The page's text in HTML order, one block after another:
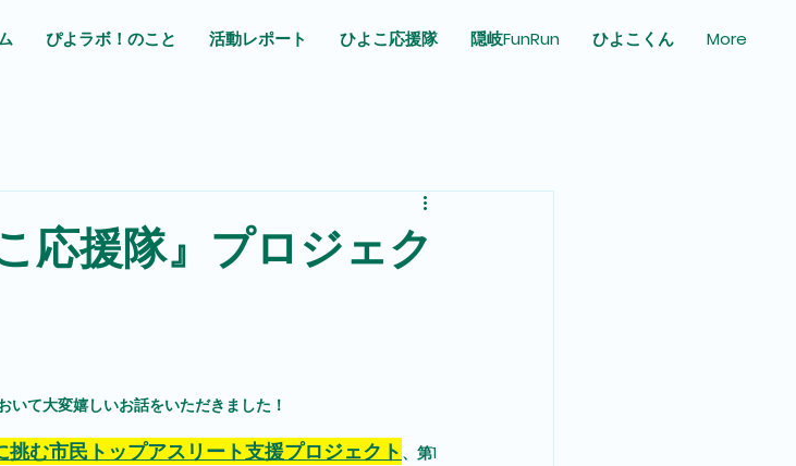
ぴよラボ！のこと 活動レポート ひよこ応援隊 隠岐FunRun ひよこくん More
応援隊』プロジェク
て大変嬉しいお話をいただきました！
む市民トップアスリート支援プロジェクト、第1